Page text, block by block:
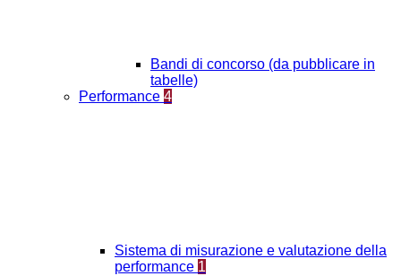
Bandi di concorso (da pubblicare in
tabelle)
Performance 4
Sistema di misurazione e valutazione della
performance 1